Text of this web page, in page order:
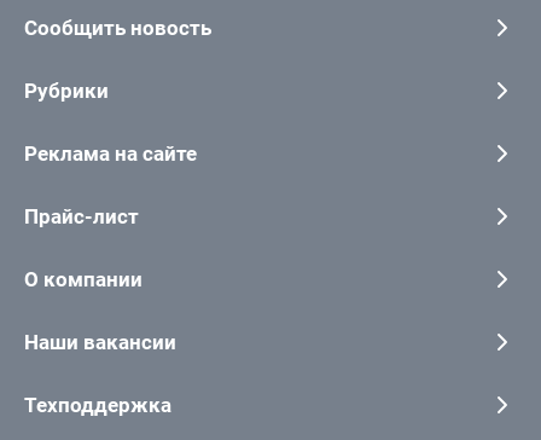
Сообщить новость
Рубрики
Реклама на сайте
Прайс-лист
О компании
Наши вакансии
Техподдержка